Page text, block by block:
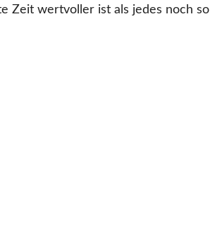
Zeit wertvoller ist als jedes noch so